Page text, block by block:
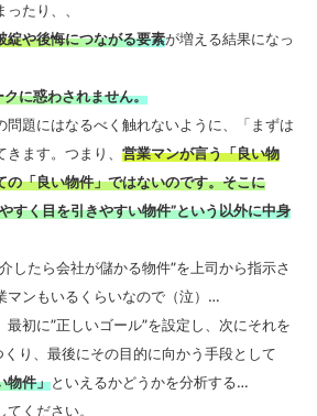
たり、、
綻や後悔につながる要素が増える結果になっ
クに惑わされません。
問題にはなるべく触れないように、「まずは
きます。つまり、営業マンが言う「良い物
の「良い物件」ではないのです。そこに
すく目を引きやすい物件”という以外に中身
したら会社が儲かる物件”を上司から指示さ
マンもいるくらいなので（泣）…
初に”正しいゴール”を設定し、次にそれを
くり、最後にその目的に向かう手段として
物件」といえるかどうかを分析する…
ください。